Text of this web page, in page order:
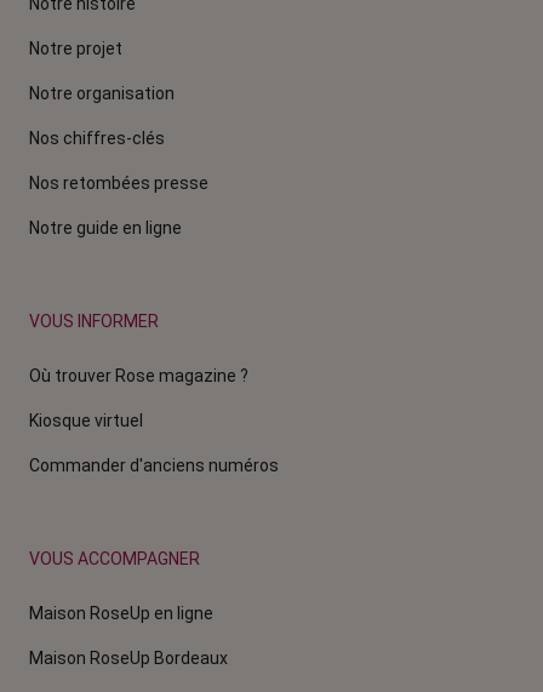
Notre histoire
Notre projet
Notre organisation
Nos chiffres-clés
Nos retombées presse
Notre guide en ligne
VOUS INFORMER
Où trouver Rose magazine ?
Kiosque virtuel
Commander d'anciens numéros
VOUS ACCOMPAGNER
Maison RoseUp en ligne
Maison RoseUp Bordeaux